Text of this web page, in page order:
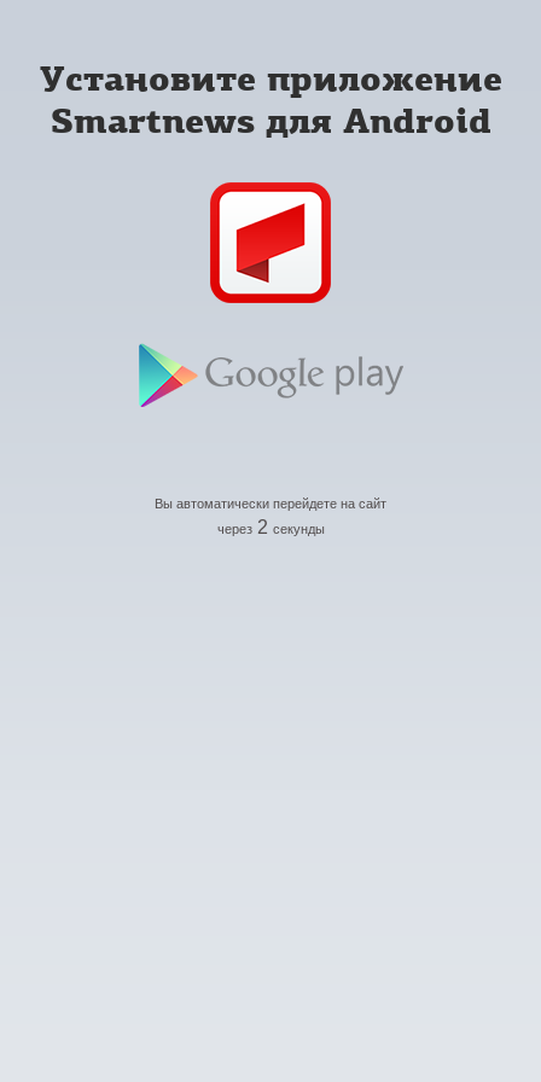
Установите приложение
Smartnews для Android
Вы автоматически перейдете на сайт
через 2 секунды